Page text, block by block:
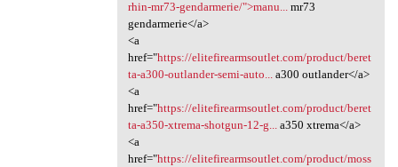
rhin-mr73-gendarmerie/">manu...
mr73
gendarmerie</a>
<a
href="https://elitefirearmsoutlet.com/product/beret
ta-a300-outlander-semi-auto...
a300 outlander</a>
<a
href="https://elitefirearmsoutlet.com/product/beret
ta-a350-xtrema-shotgun-12-g...
a350 xtrema</a>
<a
href="https://elitefirearmsoutlet.com/product/moss